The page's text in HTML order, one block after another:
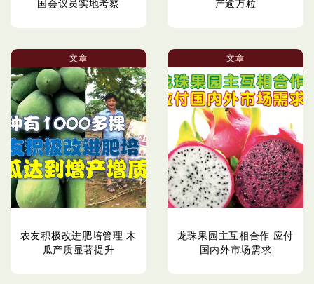
国会议员实地考察
产逾万粒
文章
农友积极改进肥培管理 木
瓜产质显著提升
文章
龙珠果园主互相合作 应付
国内外市场需求